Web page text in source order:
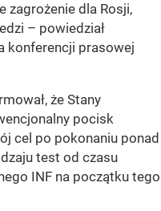
zagrożenie dla Rosji,
– powiedział
konferencji prasowej
że Stany
pocisk
cel po pokonaniu ponad
test od czasu
INF na początku tego